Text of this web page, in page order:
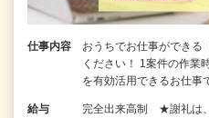
仕事内容
おうちでお仕事ができる
ください！ 1案件の作業
を有効活用できるお仕
給与
完全出来高制 ★謝礼は